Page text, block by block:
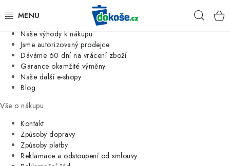
Jsme tradiční česká firma
Naše výhody k nákupu
Jsme autorizovaný prodejce
Dáváme 60 dní na vrácení zboží
Garance okamžité výměny
Naše další e-shopy
Blog
Vše o nákupu
Kontakt
Způsoby dopravy
Způsoby platby
Reklamace a odstoupení od smlouvy
KOŠE
SÁČKY
KUCHYNĚ
ORGANIZACE